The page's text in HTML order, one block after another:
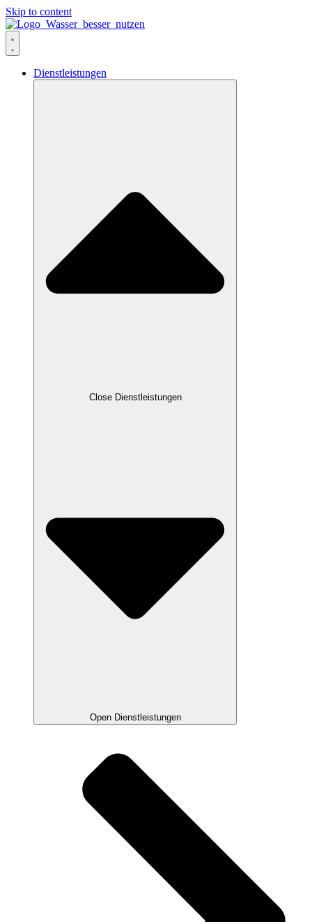
Skip to content
Dienstleistungen
Close Dienstleistungen
Open Dienstleistungen